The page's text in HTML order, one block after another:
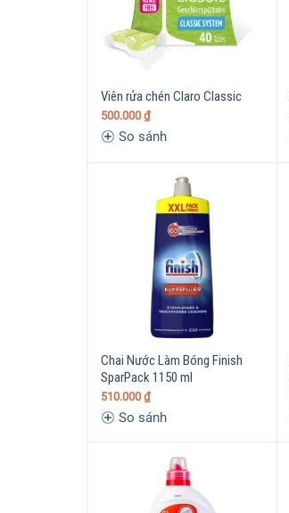
Viên rửa chén Claro Classic
500.000 ₫
So sánh
Chai Nước Làm Bóng Finish
SparPack 1150 ml
510.000 ₫
So sánh